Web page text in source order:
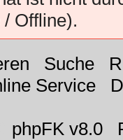
Offline).
Suche|
Service|
phpFK v8.0